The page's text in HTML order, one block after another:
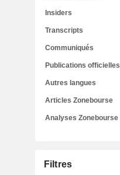
Insiders
Transcripts
Communiqués
Publications officielles
Autres langues
Articles Zonebourse
Analyses Zonebourse
Filtres